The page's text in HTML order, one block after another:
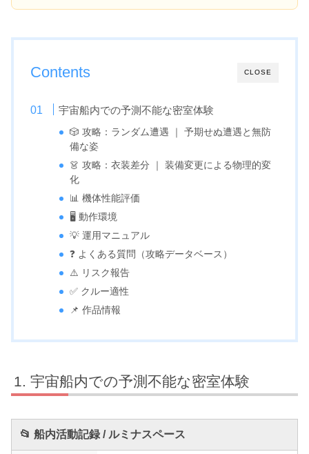
CLOSE
Contents
宇宙船内での予測不能な密室体験
🎲 攻略：ランダム遭遇 ｜ 予期せぬ遭遇と無防
備な姿
👗 攻略：衣装差分 ｜ 装備変更による物理的変
化
📊 機体性能評価
🖥️ 動作環境
💡 運用マニュアル
❓ よくある質問（攻略データベース）
⚠️ リスク報告
✅ クルー適性
📌 作品情報
宇宙船内での予測不能な密室体験
📂 船内活動記録 / ルミナスペース